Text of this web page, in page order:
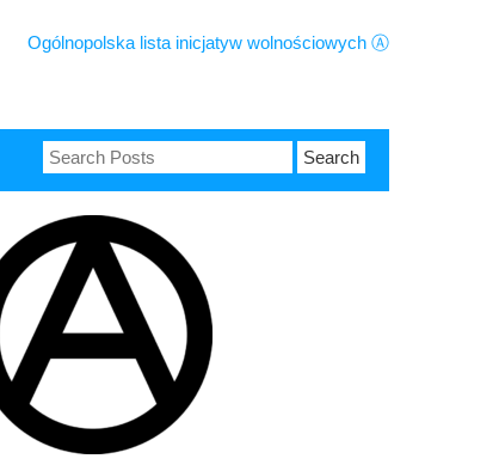
Ogólnopolska lista inicjatyw wolnościowych Ⓐ
Search
for: